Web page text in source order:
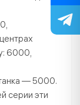
6000,
— 5000.
серии эти